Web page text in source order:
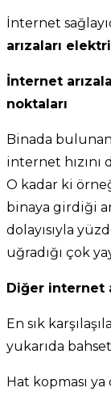
İnternet
arızaları
İnternet
noktaları
Binada
internet
O kadar ki
binaya girdiği
dolayısıyla
uğradığı çok
Diğer internet
En sık
yukarıda
Hat kopması